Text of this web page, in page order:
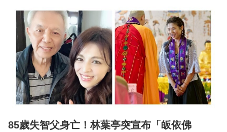
85歲失智父身亡！林葉亭突宣布「皈依佛